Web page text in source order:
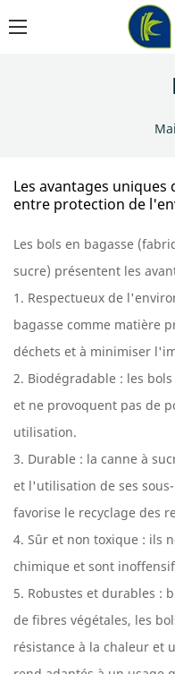
Les avantages
entre protection de
Les bols en bagasse
sucre) présentent les
1. Respectueux de
bagasse comme matière
déchets et à minimiser
2. Biodégradable : les
et ne provoquent pas de
utilisation.
3. Durable : la canne à
et l'utilisation de ses
favorise le recyclage des
4. Sûr et non toxique : ils
chimique et sont
5. Robustes et durables :
de fibres végétales, les
résistance à la chaleur et